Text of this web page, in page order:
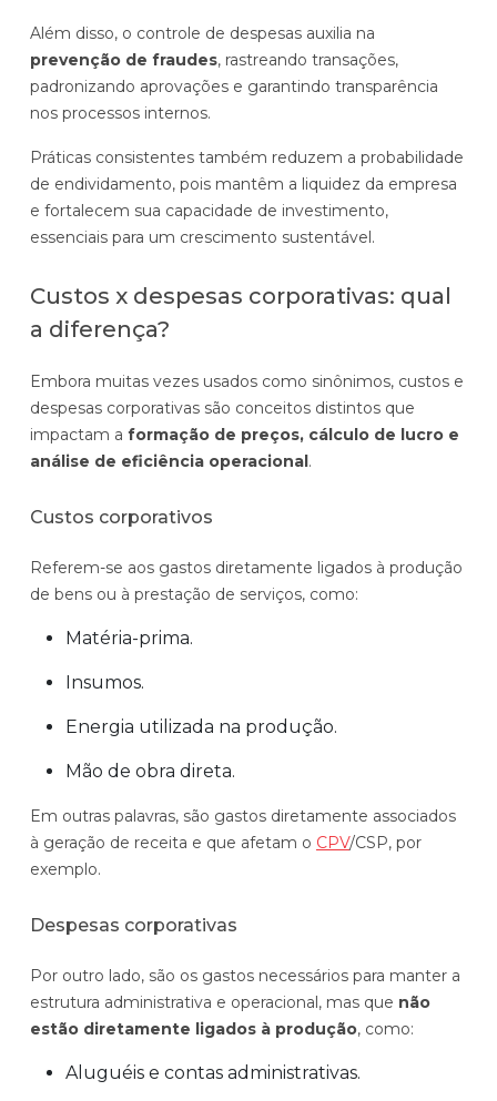
Além disso, o controle de despesas auxilia na
prevenção de fraudes, rastreando transações,
padronizando aprovações e garantindo transparência
nos processos internos.
Práticas consistentes também reduzem a probabilidade
de endividamento, pois mantêm a liquidez da empresa
e fortalecem sua capacidade de investimento,
essenciais para um crescimento sustentável.
Custos x despesas corporativas: qual
a diferença?
Embora muitas vezes usados como sinônimos, custos e
despesas corporativas são conceitos distintos que
impactam a formação de preços, cálculo de lucro e
análise de eficiência operacional.
Custos corporativos
Referem-se aos gastos diretamente ligados à produção
de bens ou à prestação de serviços, como:
Matéria-prima.
Insumos.
Energia utilizada na produção.
Mão de obra direta.
Em outras palavras, são gastos diretamente associados
à geração de receita e que afetam o CPV/CSP, por
exemplo.
Despesas corporativas
Por outro lado, são os gastos necessários para manter a
estrutura administrativa e operacional, mas que não
estão diretamente ligados à produção, como:
Aluguéis e contas administrativas.